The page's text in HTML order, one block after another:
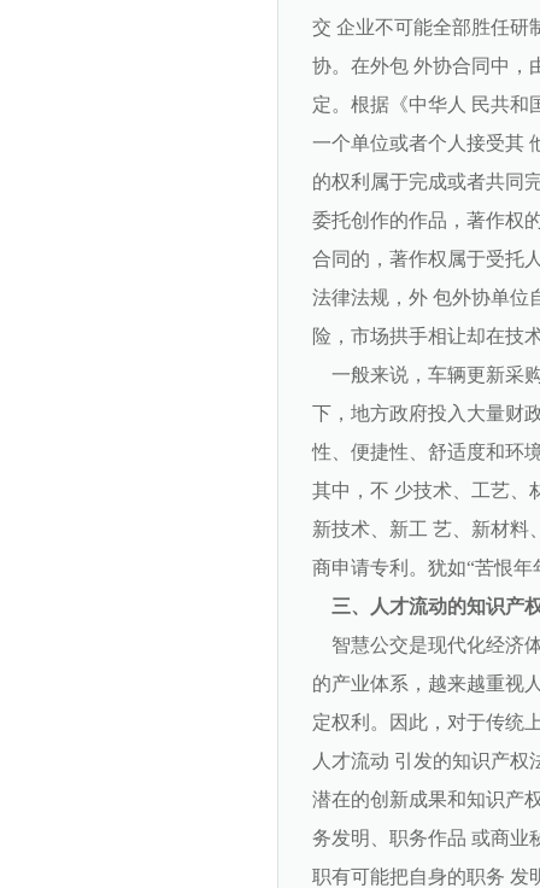
交 企业不可能全部胜任研
协。在外包 外协合同中，
定。根据《中华人 民共和
一个单位或者个人接受其
的权利属于完成或者共同
委托创作的作品，著作权
合同的，著作权属于受托
法律法规，外 包外协单位
险，市场拱手相让却在技
一般来说，车辆更新采
下，地方政府投入大量财
性、便捷性、舒适度和环
其中，不 少技术、工艺、
新技术、新工 艺、新材料
商申请专利。犹如“苦恨
三、人才流动的知识产
智慧公交是现代化经济
的产业体系，越来越重视
定权利。因此，对于传统
人才流动 引发的知识产
潜在的创新成果和知识产
务发明、职务作品 或商业
职有可能把自身的职务 发